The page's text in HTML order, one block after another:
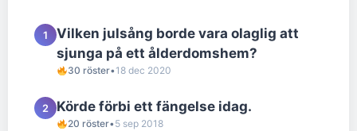
1
Vilken julsång borde vara olaglig att
sjunga på ett ålderdomshem?
30 röster•18 dec 2020
2 Körde förbi ett fängelse idag.
20 röster•5 sep 2018